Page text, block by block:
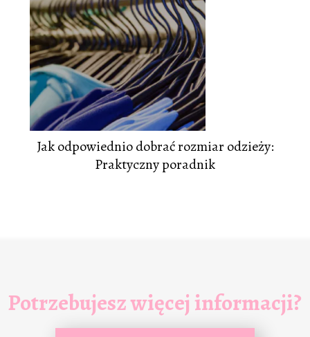
Jak odpowiednio dobrać rozmiar odzieży:
Praktyczny poradnik
Potrzebujesz więcej informacji?